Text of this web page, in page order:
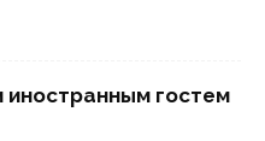
иностранным гостем